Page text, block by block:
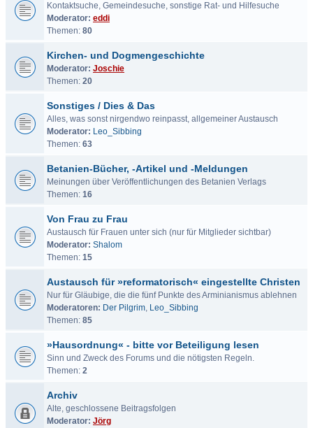
Kontaktsuche, Gemeindesuche, sonstige Rat- und Hilfesuche
Moderator: eddi
Themen: 80
Kirchen- und Dogmengeschichte
Moderator: Joschie
Themen: 20
Sonstiges / Dies & Das
Alles, was sonst nirgendwo reinpasst, allgemeiner Austausch
Moderator: Leo_Sibbing
Themen: 63
Betanien-Bücher, -Artikel und -Meldungen
Meinungen über Veröffentlichungen des Betanien Verlags
Themen: 16
Von Frau zu Frau
Austausch für Frauen unter sich (nur für Mitglieder sichtbar)
Moderator: Shalom
Themen: 15
Austausch für »reformatorisch« eingestellte Christen
Nur für Gläubige, die die fünf Punkte des Arminianismus ablehnen
Moderatoren: Der Pilgrim, Leo_Sibbing
Themen: 85
»Hausordnung« - bitte vor Beteiligung lesen
Sinn und Zweck des Forums und die nötigsten Regeln.
Themen: 2
Archiv
Alte, geschlossene Beitragsfolgen
Moderator: Jörg